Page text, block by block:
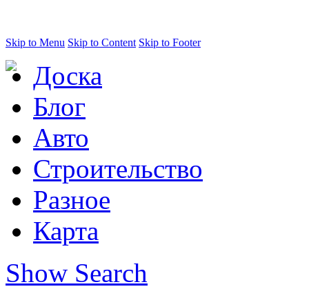
Skip to Menu Skip to Content Skip to Footer
Доска
Блог
Авто
Строительство
Разное
Карта
Show Search